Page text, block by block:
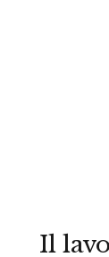
Il